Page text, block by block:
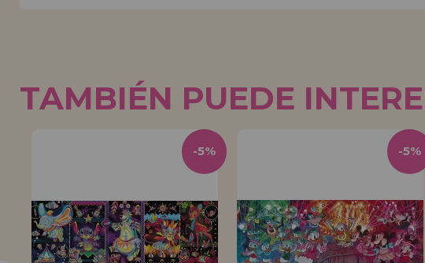
TAMBIÉN PUEDE
-5% -5%